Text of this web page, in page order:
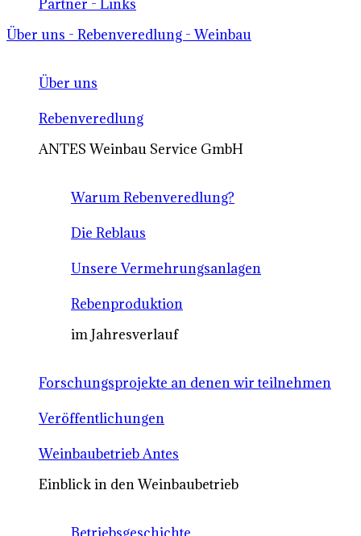
Partner - Links
Über uns - Rebenveredlung - Weinbau
Über uns
Rebenveredlung
ANTES Weinbau Service GmbH
Warum Rebenveredlung?
Die Reblaus
Unsere Vermehrungsanlagen
Rebenproduktion
im Jahresverlauf
Forschungsprojekte an denen wir teilnehmen
Veröffentlichungen
Weinbaubetrieb Antes
Einblick in den Weinbaubetrieb